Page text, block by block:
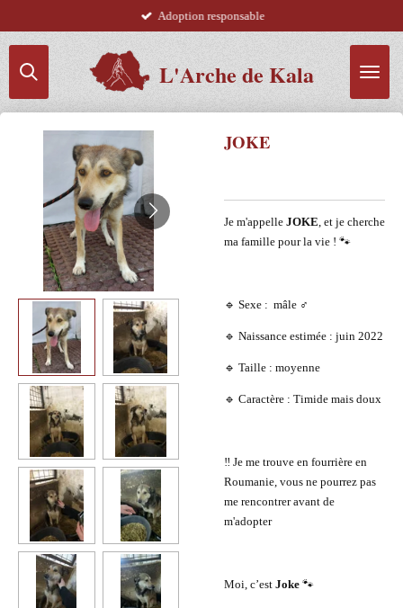
principal
L'Arche de Kala
Adoption responsable
JOKE
Je m'appelle JOKE, et je cherche
ma famille pour la vie ! 🐾
🔹 Sexe : mâle ♂️
🔹 Naissance estimée : juin 2022
🔹 Taille : moyenne
🔹 Caractère : Timide mais doux
‼️ Je me trouve en fourrière en
Roumanie, vous ne pourrez pas
me rencontrer avant de
m'adopter
Moi, c’est Joke 🐾